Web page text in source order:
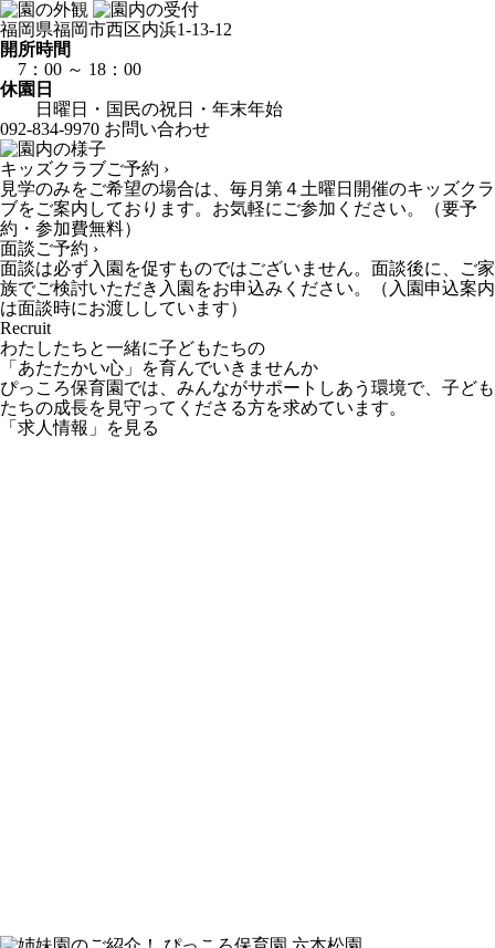
福岡県福岡市西区内浜1-13-12
開所時間
7：00 ～ 18：00
休園日
日曜日・国民の祝日・年末年始
092-834-9970 お問い合わせ
キッズクラブご予約 ›
見学のみをご希望の場合は、毎月第４土曜日開催のキッズクラ
ブをご案内しております。お気軽にご参加ください。（要予
約・参加費無料）
面談ご予約 ›
面談は必ず入園を促すものではございません。面談後に、ご家
族でご検討いただき入園をお申込みください。（入園申込案内
は面談時にお渡ししています）
Recruit
わたしたちと一緒に子どもたちの
「あたたかい心」を育んでいきませんか
ぴっころ保育園では、みんながサポートしあう環境で、子ども
たちの成長を見守ってくださる方を求めています。
「求人情報」を見る